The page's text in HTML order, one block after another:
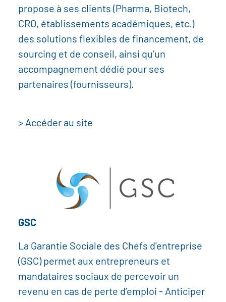
propose à ses clients (Pharma, Biotech,
CRO, établissements académiques, etc.)
des solutions flexibles de financement, de
sourcing et de conseil, ainsi qu’un
accompagnement dédié pour ses
partenaires (fournisseurs).
> Accéder au site
GSC
La Garantie Sociale des Chefs d'entreprise
(GSC) permet aux entrepreneurs et
mandataires sociaux de percevoir un
revenu en cas de perte d’emploi - Anticiper